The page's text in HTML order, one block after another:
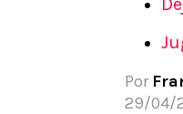
Por
29/04/